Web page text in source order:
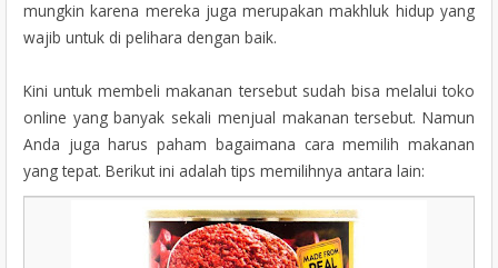
mungkin karena mereka juga merupakan makhluk hidup yang
wajib untuk di pelihara dengan baik.
Kini untuk membeli makanan tersebut sudah bisa melalui toko
online yang banyak sekali menjual makanan tersebut. Namun
Anda juga harus paham bagaimana cara memilih makanan
yang tepat. Berikut ini adalah tips memilihnya antara lain: